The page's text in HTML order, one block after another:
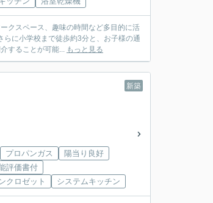
クスペース、趣味の時間など多目的に活
に小学校まで徒歩約3分と、お子様の通
することが可能... もっと見る
新築
プロパンガス
陽当り良好
評価書付
クロゼット
システムキッチン